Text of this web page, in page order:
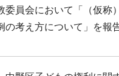
委員会において「（仮称
の考え方について」を報